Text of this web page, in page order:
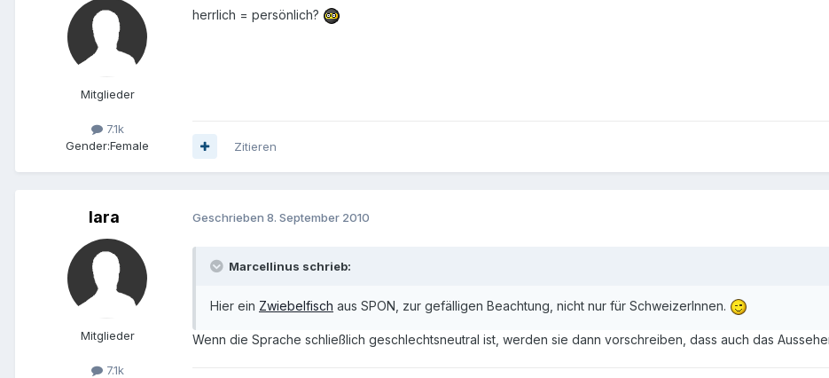
Mitglieder
7.1k
Gender:Female
herrlich = persönlich?
Zitieren
lara
Mitglieder
7.1k
Geschrieben 8. September 2010
Marcellinus schrieb:
Hier ein Zwiebelfisch aus SPON, zur gefälligen Beachtung, nicht nur für SchweizerInnen.
Wenn die Sprache schließlich geschlechtsneutral ist, werden sie dann vorschreiben, dass auch das